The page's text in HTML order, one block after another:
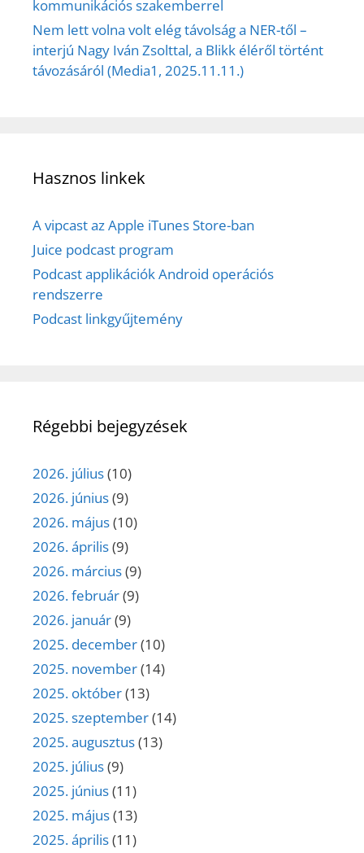
kommunikációs szakemberrel
Nem lett volna volt elég távolság a NER-től –
interjú Nagy Iván Zsolttal, a Blikk éléről történt
távozásáról (Media1, 2025.11.11.)
Hasznos linkek
A vipcast az Apple iTunes Store-ban
Juice podcast program
Podcast applikációk Android operációs
rendszerre
Podcast linkgyűjtemény
Régebbi bejegyzések
2026. július(10)
2026. június(9)
2026. május(10)
2026. április(9)
2026. március(9)
2026. február(9)
2026. január(9)
2025. december(10)
2025. november(14)
2025. október(13)
2025. szeptember(14)
2025. augusztus(13)
2025. július(9)
2025. június(11)
2025. május(13)
2025. április(11)